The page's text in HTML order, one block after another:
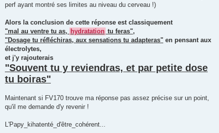
perf ayant montré ses limites au niveau du cerveau !)
Alors la conclusion de cette réponse est classiquement
"mal au ventre tu as, hydratation tu feras",
"Dosage tu réfléchiras, aux sensations tu adapteras" en pensant aux
électrolytes,
et j'y rajouterais
"Souvent tu y reviendras, et par petite dose
tu boiras"
Maintenant si FV170 trouve ma réponse pas assez précise sur un point,
qu'il me demande d'y revenir !
L'Papy_kihatenté_d'être_cohérent...